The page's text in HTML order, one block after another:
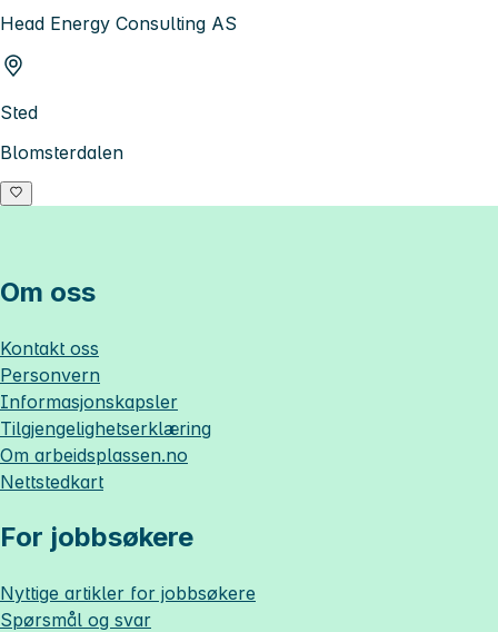
Head Energy Consulting AS
Sted
Blomsterdalen
Om oss
Kontakt oss
Personvern
Informasjonskapsler
Tilgjengelighetserklæring
Om arbeidsplassen.no
Nettstedkart
For jobbsøkere
Nyttige artikler for jobbsøkere
Spørsmål og svar